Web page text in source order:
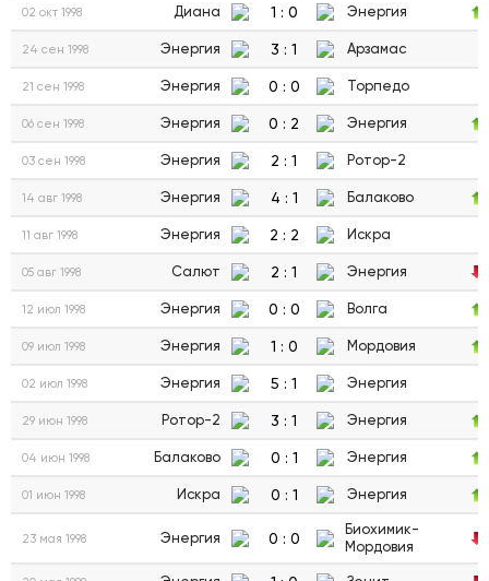
02 окт 1998 Диана 1 : 0 Энергия
24 сен 1998 Энергия 3 : 1 Арзамас
21 сен 1998 Энергия 0 : 0 Торпедо
06 сен 1998 Энергия 0 : 2 Энергия
03 сен 1998 Энергия 2 : 1 Ротор-2
14 авг 1998 Энергия 4 : 1 Балаково
11 авг 1998 Энергия 2 : 2 Искра
05 авг 1998 Салют 2 : 1 Энергия
12 июл 1998 Энергия 0 : 0 Волга
09 июл 1998 Энергия 1 : 0 Мордовия
02 июл 1998 Энергия 5 : 1 Энергия
29 июн 1998 Ротор-2 3 : 1 Энергия
04 июн 1998 Балаково 0 : 1 Энергия
01 июн 1998 Искра 0 : 1 Энергия
23 мая 1998 Энергия 0 : 0
Биохимик-
Мордовия